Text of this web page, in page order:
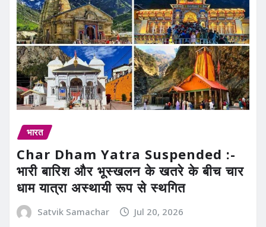
भारत
Char Dham Yatra Suspended :-
भारी बारिश और भूस्खलन के खतरे के बीच चार
धाम यात्रा अस्थायी रूप से स्थगित
Satvik Samachar Jul 20, 2026